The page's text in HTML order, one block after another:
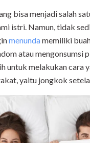
bisa menjadi salah
istri. Namun, tidak
menundamemiliki
atau mengonsumsi
untuk melakukan cara
yaitu jongkok